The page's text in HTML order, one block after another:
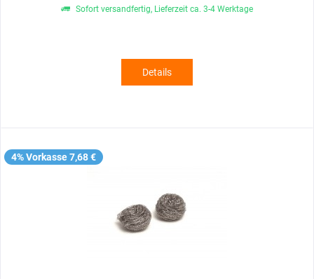
Sofort versandfertig, Lieferzeit ca. 3-4 Werktage
Details
4% Vorkasse 7,68 €